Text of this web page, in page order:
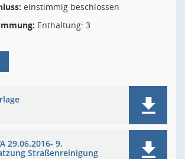
einstimmig beschlossen
Enthaltung: 3
29.06.2016- 9.
Straßenreinigung